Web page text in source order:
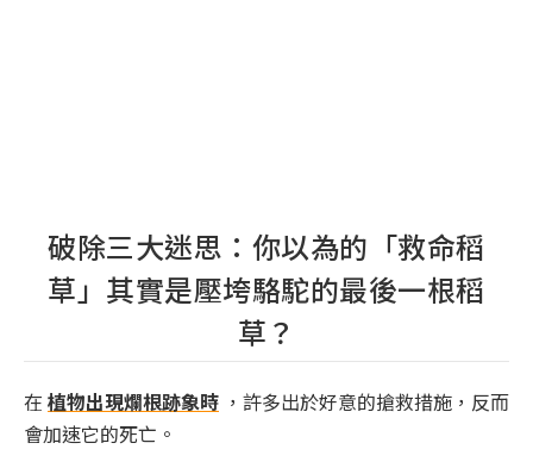
破除三大迷思：你以為的「救命稻
草」其實是壓垮駱駝的最後一根稻
草？
在 植物出現爛根跡象時 ，許多出於好意的搶救措施，反而
會加速它的死亡。